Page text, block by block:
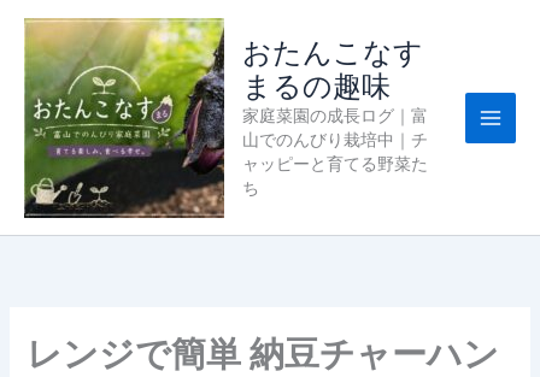
おたんこなす
まるの趣味
家庭菜園の成長ログ｜富
山でのんびり栽培中｜チ
ャッピーと育てる野菜た
ち
レンジで簡単 納豆チャーハン